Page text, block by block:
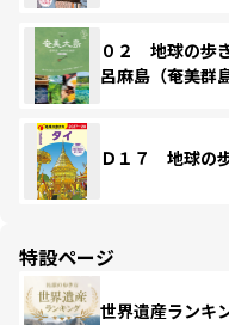
０２ 地球の
呂麻島（奄美
Ｄ１７ 地球の
特設ページ
世界遺産ランキ